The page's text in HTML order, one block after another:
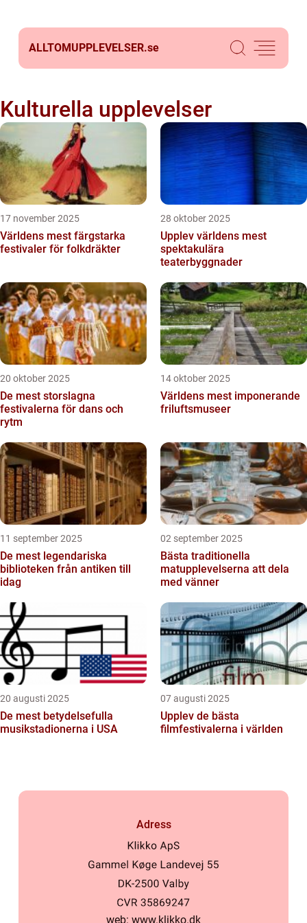
ALLTOMUPPLEVELSER.se
Kulturella upplevelser
17 november 2025
Världens mest färgstarka
festivaler för folkdräkter
28 oktober 2025
Upplev världens mest
spektakulära
teaterbyggnader
20 oktober 2025
De mest storslagna
festivalerna för dans och
rytm
14 oktober 2025
Världens mest imponerande
friluftsmuseer
11 september 2025
De mest legendariska
biblioteken från antiken till
idag
02 september 2025
Bästa traditionella
matupplevelserna att dela
med vänner
20 augusti 2025
De mest betydelsefulla
musikstadionerna i USA
07 augusti 2025
Upplev de bästa
filmfestivalerna i världen
Adress
web: www.klikko.dk